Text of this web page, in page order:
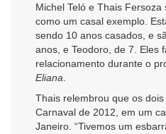
Michel Teló e Thais
como um casal exemplo.
sendo 10 anos casados, e
anos, e Teodoro, de 7. Eles
relacionamento durante o
Eliana
Thais relembrou que os
Carnaval de 2012, em um
Janeiro. “Tivemos um